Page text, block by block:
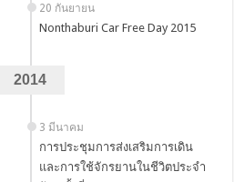
20 กันยายน
Nonthaburi Car Free Day 2015
2014
3 มีนาคม
การประชุมการส่งเสริมการเดิน
และการใช้จักรยานในชีวิตประจำ